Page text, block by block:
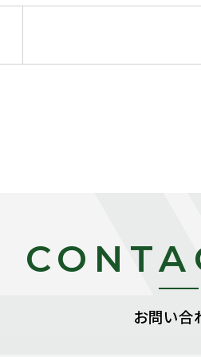
お問い合